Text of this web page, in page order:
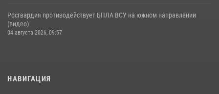
Росгвардия противодействует БПЛА ВСУ на южном направлении
(видео)
04 августа 2026, 09:57
НАВИГАЦИЯ